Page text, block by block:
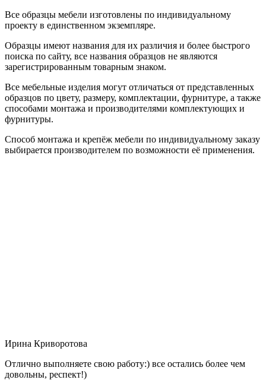
Все образцы мебели изготовлены по индивидуальному
проекту в единственном экземпляре.
Образцы имеют названия для их различия и более быстрого
поиска по сайту, все названия образцов не являются
зарегистрированным товарным знаком.
Все мебельные изделия могут отличаться от представленных
образцов по цвету, размеру, комплектации, фурнитуре, а также
способами монтажа и производителями комплектующих и
фурнитуры.
Способ монтажа и крепёж мебели по индивидуальному заказу
выбирается производителем по возможности её применения.
Ирина Криворотова
Отлично выполняете свою работу:) все остались более чем
довольны, респект!)